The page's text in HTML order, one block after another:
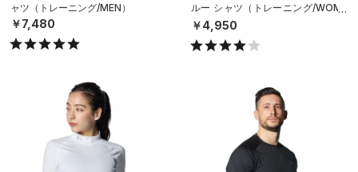
ャツ（トレーニング/MEN）
￥7,480
ルー シャツ（トレーニング/WOME
N）
￥4,950